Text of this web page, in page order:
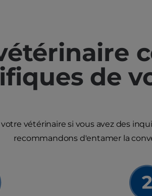
de
vétérinaire si vous avez des
recommandons d'entamer la